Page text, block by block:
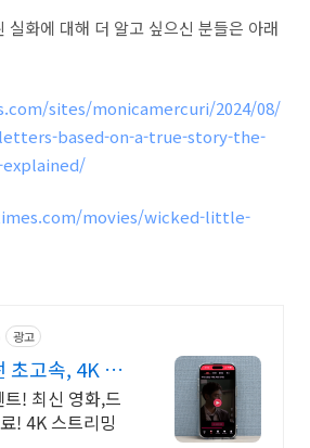
실화에 대해 더 알고 싶으신 분들은 아래
sites/monicamercuri/2024/08/
based-on-a-true-story-the-
explained/
movies/wicked-little-
광고
초고속, 4K 실
! 최신 영화,드
! 4K 스트리밍